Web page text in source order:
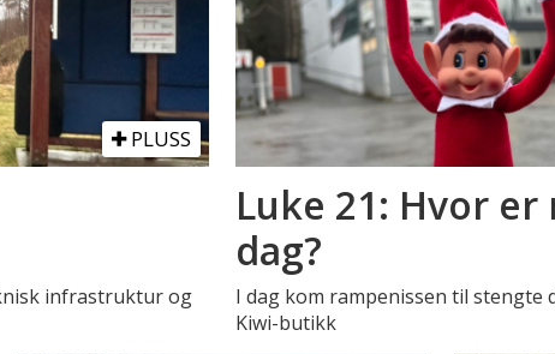
PLUSS
infrastruktur og
Luke 21: Hvor
dag?
I dag kom rampenissen til stengte
Kiwi-butikk